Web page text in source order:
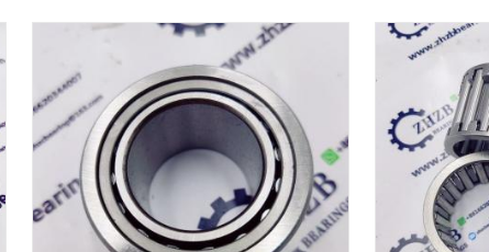
rodamiento KOMATSU bomba hidráulica
partes encajar : ordenador personal 120-6 ,
PC 130 -8 , PC 200-6 , PC 200-8 , PC 200 -7 ,
PC 1250-8
rodamiento
ordenador
270-8 , PC290-
PC200-6,